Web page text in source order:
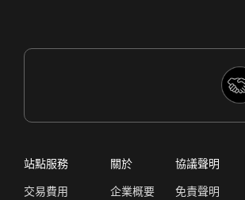
站點服務
交易費用
關於
企業概要
協議聲明
免責聲明